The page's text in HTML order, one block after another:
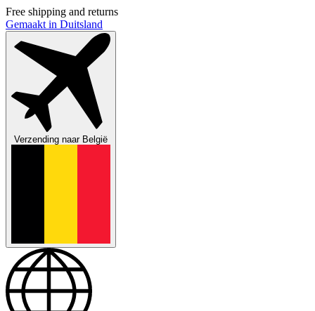
Free shipping and returns
Gemaakt in Duitsland
Verzending naarBelgië